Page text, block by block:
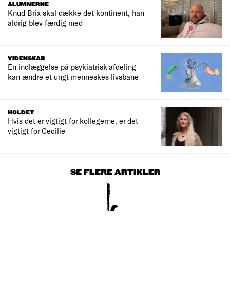
ALUMNERNE
Knud Brix skal dække det kontinent, han
aldrig blev færdig med
VIDENSKAB
En indlæggelse på psykiatrisk afdeling
kan ændre et ungt menneskes livsbane
HOLDET
Hvis det er vigtigt for kollegerne, er det
vigtigt for Cecilie
SE FLERE ARTIKLER